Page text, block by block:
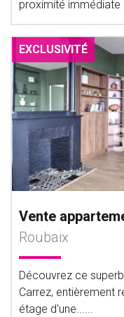
proximité immédiate
EXCLUSIVITÉ
Vente
Roubaix
Découvrez ce
Carrez, entièrement
étage d'une......